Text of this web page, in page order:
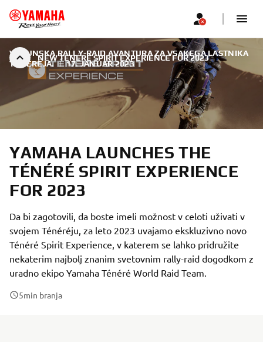
NEW TÉNÉRÉ SPIRIT EXPERIENCE FOR 2023
VRHUNSKA RALLY-RAID AVANTURA ZA VSAKEGA LASTNIKA
TÉNÉRÉJA. | 17. JANUAR 2023
YAMAHA LAUNCHES THE
TÉNÉRÉ SPIRIT EXPERIENCE
FOR 2023
Da bi zagotovili, da boste imeli možnost v celoti uživati ​​v
svojem Ténéréju, za leto 2023 uvajamo ekskluzivno novo
Ténéré Spirit Experience, v katerem se lahko pridružite
nekaterim najbolj znanim svetovnim rally-raid dogodkom z
uradno ekipo Yamaha Ténéré World Raid Team.
5min branja